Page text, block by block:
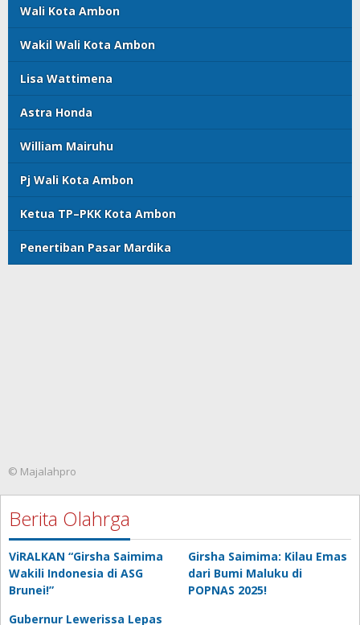
Wali Kota Ambon
Wakil Wali Kota Ambon
Lisa Wattimena
Astra Honda
William Mairuhu
Pj Wali Kota Ambon
Ketua TP–PKK Kota Ambon
Penertiban Pasar Mardika
© Majalahpro
Berita Olahrga
ViRALKAN “Girsha Saimima
Wakili Indonesia di ASG
Brunei!”
Girsha Saimima: Kilau Emas
dari Bumi Maluku di
POPNAS 2025!
Gubernur Lewerissa Lepas